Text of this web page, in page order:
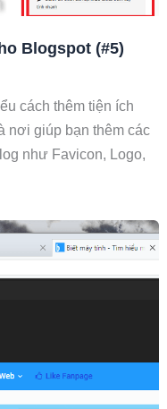
Blogspot (#5)
cách thêm tiện ích
nơi giúp bạn thêm các
như Favicon, Logo,